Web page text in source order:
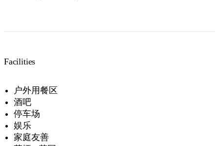
Facilities
户外用餐区
酒吧
停车场
娱乐
家庭友善